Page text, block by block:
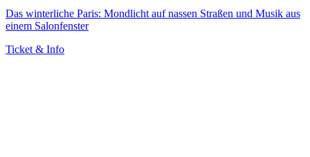
Das winterliche Paris: Mondlicht auf nassen Straßen und Musik aus
einem Salonfenster
Ticket & Info